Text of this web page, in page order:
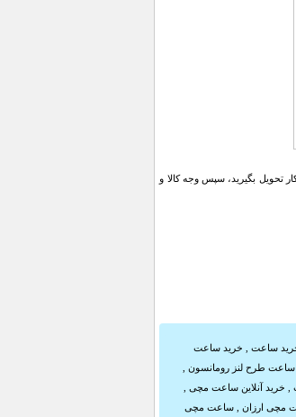
تحویل بگیرید، سپس وجه کالا و
ساعت
خرید ساعت
ساعت طرح لنز رومانسون
خرید آنلاین ساعت مچی
مچی ارزان
ساعت مچی